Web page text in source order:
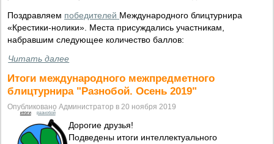
Поздравляем победителей Международного блицтурнира
«Крестики-нолики». Места присуждались участникам,
набравшим следующее количество баллов:
Читать далее
Итоги международного межпредметного
блицтурнира "Разнобой. Осень 2019"
Опубликовано Администратор в 20 ноября 2019
итоги разнобой
Дорогие друзья!
Подведены итоги интеллектуального